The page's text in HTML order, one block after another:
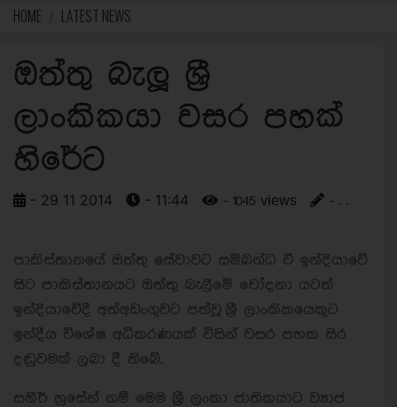
HOME LATEST NEWS
ඔත්තු බැලූ ශ්‍රී
ලාංකිකයා වසර පහක්
හිරේට
- 29 11 2014 - 11:44 - 1045 views - . .
පාකිස්තානයේ ඔත්තු සේවාවට සම්බන්ධ වී ඉන්දියාවේ
සිට පාකිස්තානයට ඔත්තු බැලීමේ චෝදනා යටත්
ඉන්දියාවේදී අත්අඩංගුවට පත්වූ ශ්‍රී ලාංකිකයෙකුට
ඉන්දීය විශේෂ අධිකරණයක් විසින් වසර පහක සිර
දඬුවමක් ලබා දී තිබේ.
සහීර් හුසේන් නම් මෙම ශ්‍රී ලංකා ජාතිකයාට ව්‍යාජ